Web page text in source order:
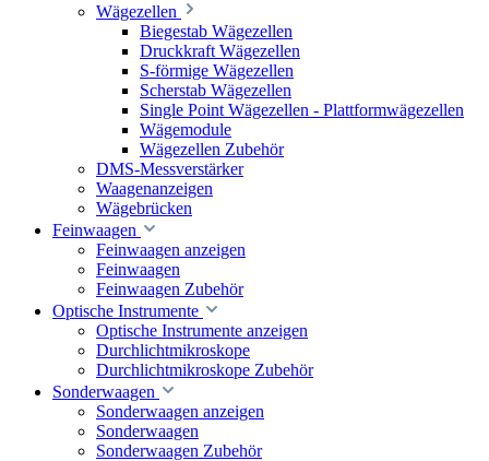
Wägezellen
Biegestab Wägezellen
Druckkraft Wägezellen
S-förmige Wägezellen
Scherstab Wägezellen
Single Point Wägezellen - Plattformwägezellen
Wägemodule
Wägezellen Zubehör
DMS-Messverstärker
Waagenanzeigen
Wägebrücken
Feinwaagen
Feinwaagen anzeigen
Feinwaagen
Feinwaagen Zubehör
Optische Instrumente
Optische Instrumente anzeigen
Durchlichtmikroskope
Durchlichtmikroskope Zubehör
Sonderwaagen
Sonderwaagen anzeigen
Sonderwaagen
Sonderwaagen Zubehör